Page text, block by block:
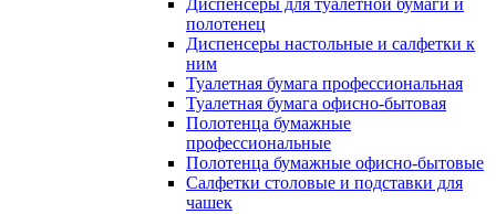
Диспенсеры для туалетной бумаги и
полотенец
Диспенсеры настольные и салфетки к
ним
Туалетная бумага профессиональная
Туалетная бумага офисно-бытовая
Полотенца бумажные
профессиональные
Полотенца бумажные офисно-бытовые
Салфетки столовые и подставки для
чашек